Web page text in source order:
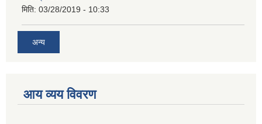
मिति: 03/28/2019 - 10:33
अन्य
आय व्यय विवरण